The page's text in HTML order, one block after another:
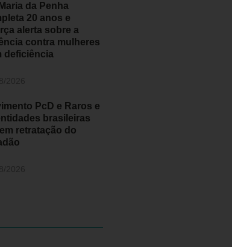
da Penha
20 anos e
alerta sobre a
contra mulheres
deficiência
PcD e Raros e
brasileiras
retratação do